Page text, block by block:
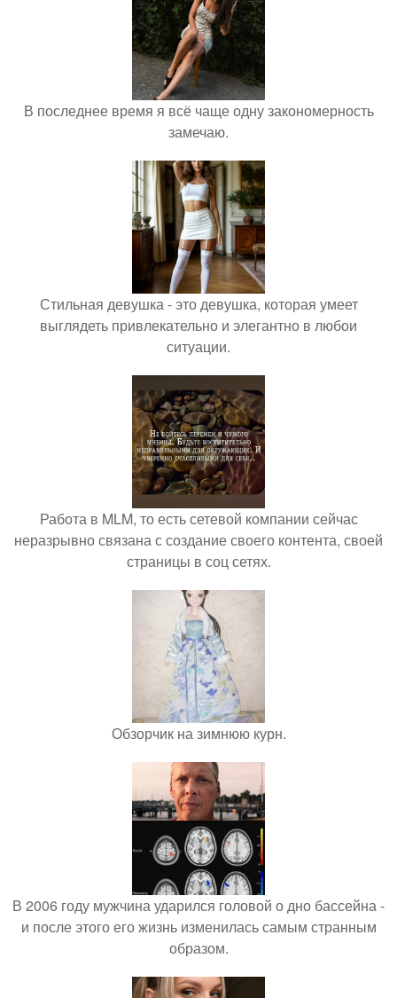
В последнее время я всё чаще одну закономерность
замечаю.
Стильная девушка - это девушка, которая умеет
выглядеть привлекательно и элегантно в любои
ситуации.
Работа в MLM, то есть сетевой компании сейчас
неразрывно связана с создание своего контента, своей
страницы в соц сетях.
Обзорчик на зимнюю курн.
В 2006 году мужчина ударился головой о дно бассейна -
и после этого его жизнь изменилась самым странным
образом.